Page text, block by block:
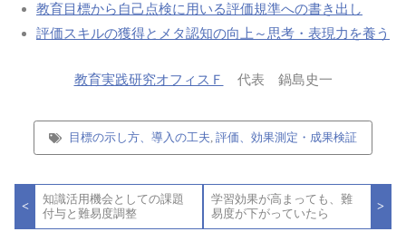
教育目標から自己点検に用いる評価規準への書き出し
評価スキルの獲得とメタ認知の向上～思考・表現力を養う
教育実践研究オフィスＦ 代表 鍋島史一
目標の示し方、導入の工夫 ,評価、効果測定・成果検証
稿
ビ
<
知識活用機会としての課題
付与と難易度調整
学習効果が高まっても、難
易度が下がっていたら
>